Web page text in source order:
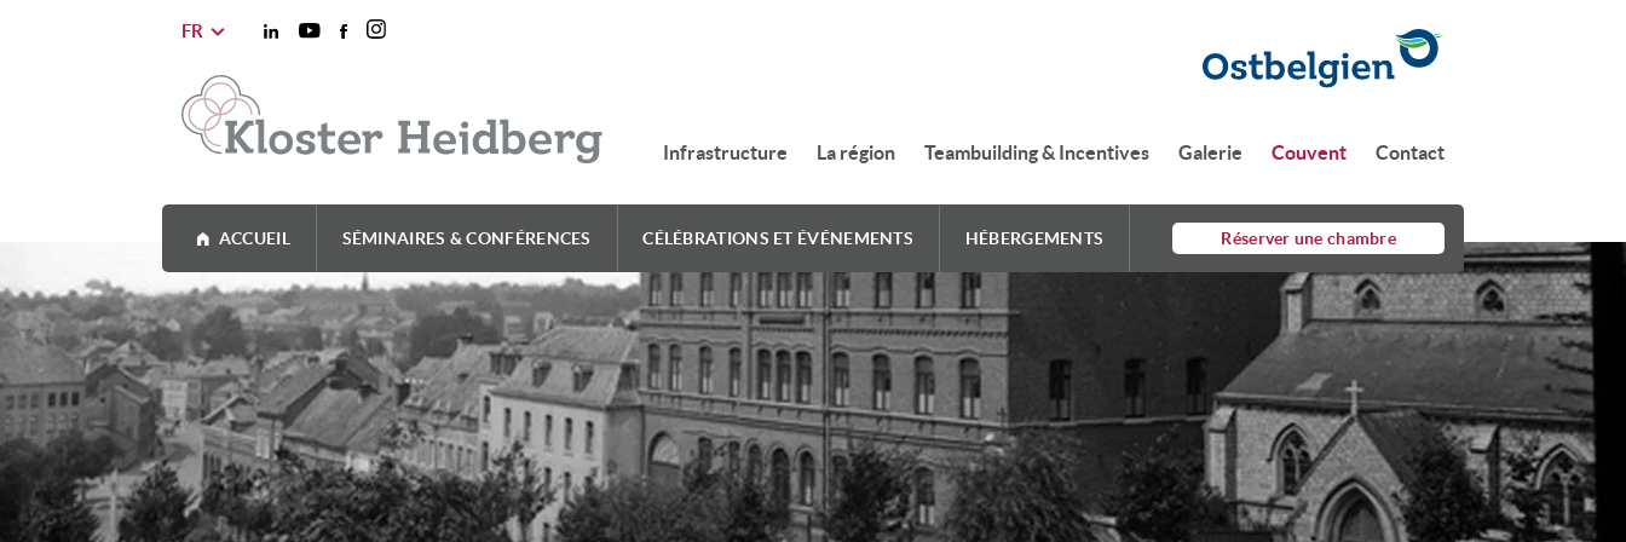
FR
Infrastructure La région Teambuilding & Incentives Galerie Couvent Contact
ACCUEIL SÉMINAIRES & CONFÉRENCES CÉLÉBRATIONS ET ÉVÉNEMENTS HÉBERGEMENTS Réserver une chambre